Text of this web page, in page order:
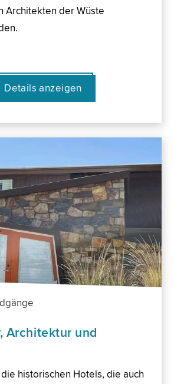
Architekten der Wüste
Details anzeigen
Architektur und
historischen Hotels, die auch